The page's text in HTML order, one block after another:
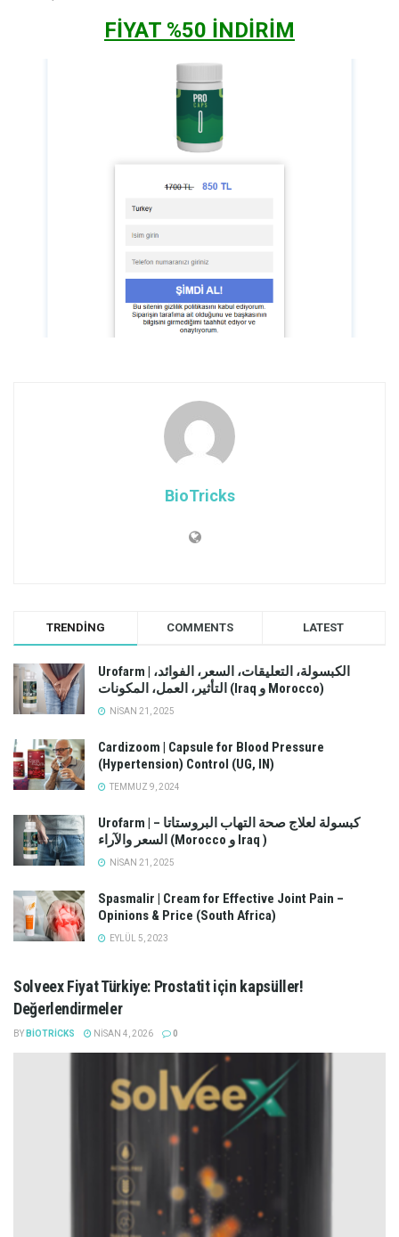
FİYAT %50 İNDİRİM
BioTricks
TRENDING COMMENTS LATEST
Urofarm | الكبسولة، التعليقات، السعر، الفوائد،
التأثير، العمل، المكونات (Iraq و Morocco)
NISAN 21, 2025
Cardizoom | Capsule for Blood Pressure
(Hypertension) Control (UG, IN)
TEMMUZ 9, 2024
Urofarm | كبسولة لعلاج صحة التهاب البروستاتا –
السعر والآراء (Morocco و Iraq )
NISAN 21, 2025
Spasmalir | Cream for Effective Joint Pain –
Opinions & Price (South Africa)
EYLÜL 5, 2023
Solveex Fiyat Türkiye: Prostatit için kapsüller!
Değerlendirmeler
BY BIOTRICKS NISAN 4, 2026 0